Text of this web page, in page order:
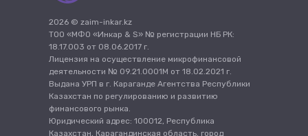
2026 © zaim-inkar.kz
ТОО «МФО «Инкар & S» № регистрации НБ РК:
18.17.003 от 08.06.2017 г.
Лицензия на осуществление микрофинансовой
деятельности № 09.21.0001М от 18.02.2021 г.
Выдана УРП в г. Караганде Агентства Республики
Казахстан по регулированию и развитию
финансового рынка.
Юридический адрес: 100012, Республика
Казахстан, Карагандинская область, город